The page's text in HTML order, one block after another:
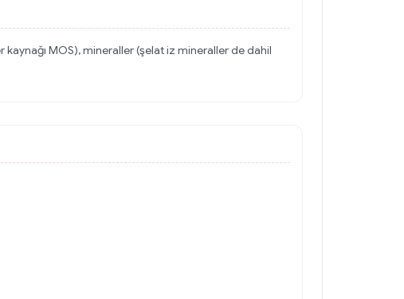
MOS), mineraller (şelat iz mineraller de dahil